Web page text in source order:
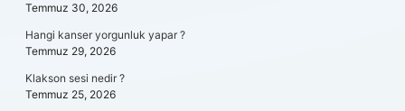
Temmuz 30, 2026
Hangi kanser yorgunluk yapar ?
Temmuz 29, 2026
Klakson sesi nedir ?
Temmuz 25, 2026